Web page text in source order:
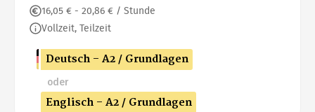
16,05 € - 20,86 € / Stunde
Vollzeit, Teilzeit
Deutsch - A2 / Grundlagen
oder
Englisch - A2 / Grundlagen